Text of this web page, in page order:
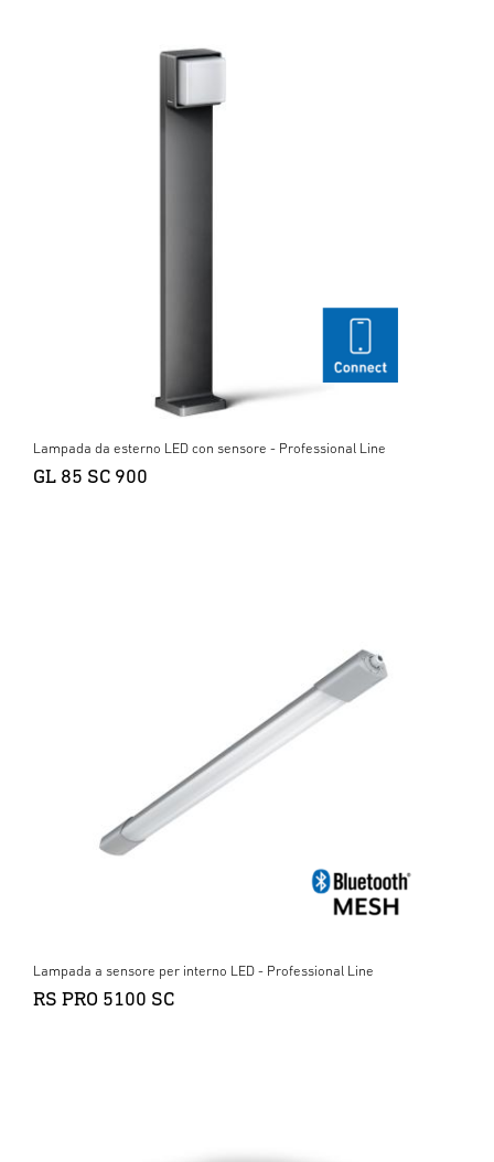
Lampada da esterno LED con sensore - Professional Line
GL 85 SC 900
Lampada a sensore per interno LED - Professional Line
RS PRO 5100 SC